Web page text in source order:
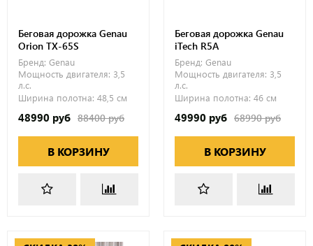
Беговая дорожка Genau
Orion TX-65S
Бренд: Genau
Мощность двигателя: 3,5
л.с.
Ширина полотна: 48,5 см
48990 руб 88400 руб
В КОРЗИНУ
Беговая дорожка Genau
iTech R5A
Бренд: Genau
Мощность двигателя: 3,5
л.с.
Ширина полотна: 46 см
49990 руб 68990 руб
В КОРЗИНУ